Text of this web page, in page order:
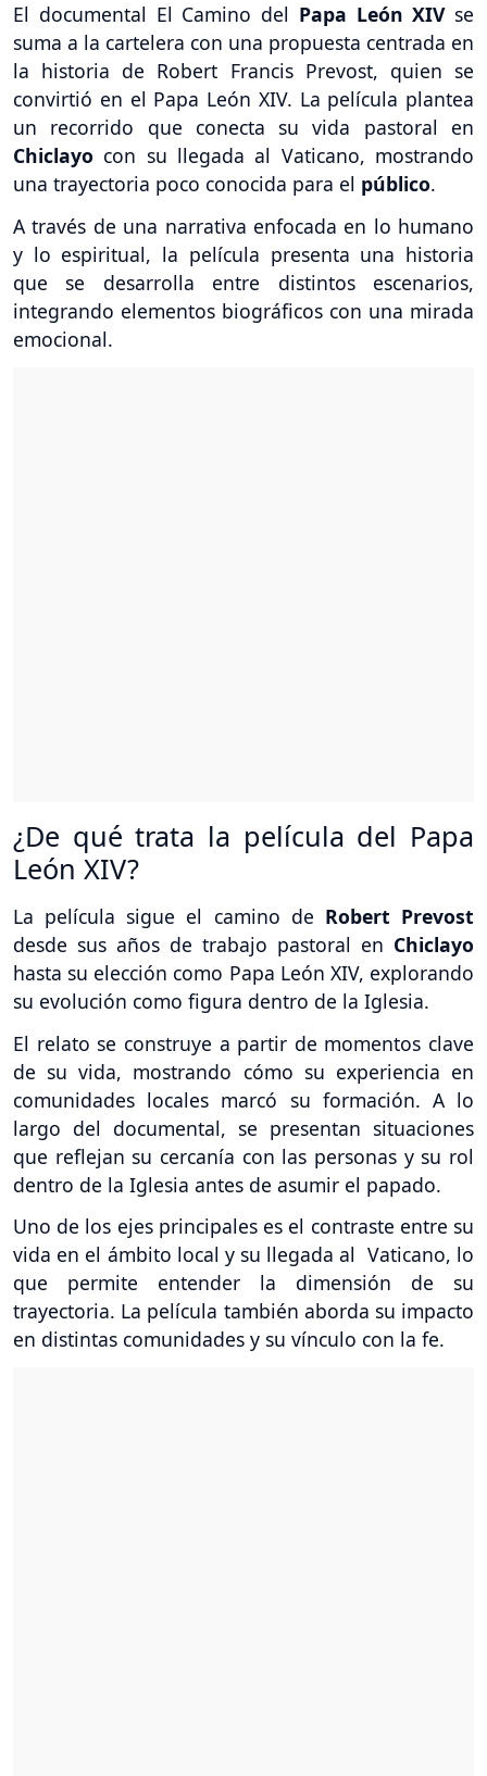
El documental El Camino del Papa León XIVse
suma a la cartelera con una propuesta centrada en
la historia de Robert Francis Prevost, quien se
convirtió en el Papa León XIV. La película plantea
un recorrido que conecta su vida pastoral en
Chiclayo con su llegada al Vaticano, mostrando
una trayectoria poco conocida para el público.
A través de una narrativa enfocada en lo humano
y lo espiritual, la película presenta una historia
que se desarrolla entre distintos escenarios,
integrando elementos biográficos con una mirada
emocional.
¿De qué trata la película del Papa
León XIV?
La película sigue el camino de Robert Prevost
desde sus años de trabajo pastoral en Chiclayo
hasta su elección como Papa León XIV, explorando
su evolución como figura dentro de la Iglesia.
El relato se construye a partir de momentos clave
de su vida, mostrando cómo su experiencia en
comunidades locales marcó su formación. A lo
largo del documental, se presentan situaciones
que reflejan su cercanía con las personas y su rol
dentro de la Iglesia antes de asumir el papado.
Uno de los ejes principales es el contraste entre su
vida en el ámbito local y su llegada al Vaticano, lo
que permite entender la dimensión de su
trayectoria. La película también aborda su impacto
en distintas comunidades y su vínculo con la fe.